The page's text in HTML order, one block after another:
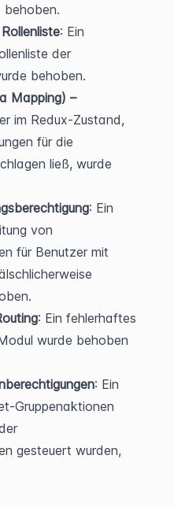
behoben.
: Ein
der
behoben.
Mapping) –
im Redux-Zustand,
für die
ließ, wurde
: Ein
von
für Benutzer mit
: Ein fehlerhaftes
wurde behoben
: Ein
Gruppenaktionen
gesteuert wurden,